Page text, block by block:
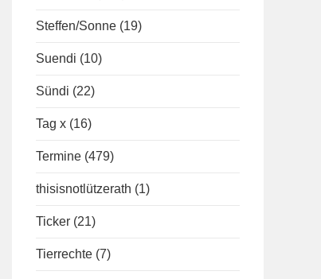
Steffen/Sonne (19)
Suendi (10)
Sündi (22)
Tag x (16)
Termine (479)
thisisnotlützerath (1)
Ticker (21)
Tierrechte (7)